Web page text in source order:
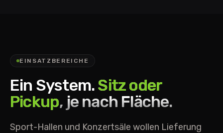
EINSATZBEREICHE
Ein System.Sitz oder
Pickup, je nach Fläche.
Sport-Hallen und Konzertsäle wollen Lieferung